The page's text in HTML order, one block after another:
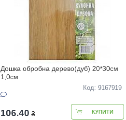
Дошка обробна дерево(дуб) 20*30см
1,0см
Код: 9167919
106.40 ₴ КУПИТИ